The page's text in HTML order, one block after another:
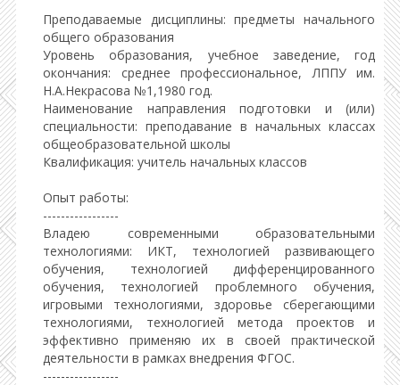
Преподаваемые дисциплины: предметы начального
общего образования
Уровень образования, учебное заведение, год
окончания: среднее профессиональное, ЛППУ им.
Н.А.Некрасова №1,1980 год.
Наименование направления подготовки и (или)
специальности: преподавание в начальных классах
общеобразовательной школы
Квалификация: учитель начальных классов
Опыт работы:
-----------------
Владею современными образовательными
технологиями: ИКТ, технологией развивающего
обучения, технологией дифференцированного
обучения, технологией проблемного обучения,
игровыми технологиями, здоровье сберегающими
технологиями, технологией метода проектов и
эффективно применяю их в своей практической
деятельности в рамках внедрения ФГОС.
-----------------